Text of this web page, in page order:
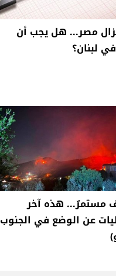
مصر... هل يجب أن
لبنان؟
مستمرّ... هذه آخر
عن الوضع في الجنوب